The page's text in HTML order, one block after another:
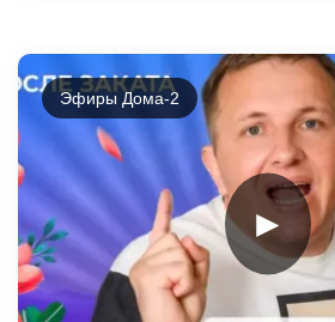
3186
►
Эфиры Дома-2